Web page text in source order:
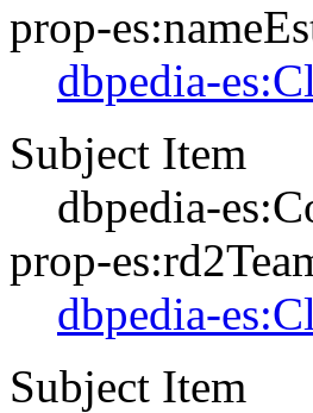
prop-
dbpedia-
Subject Item
dbpedia-
prop-
dbpedia-
Subject Item